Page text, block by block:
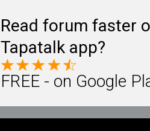
Read forum faster
Tapatalk app?
FREE - on Google